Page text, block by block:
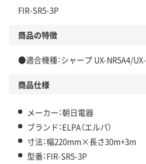
FIR-SR5-3P
商品の特徴
●適合機種：シャープ UX-NR5A4/
商品仕様
メーカー：朝日電器
ブランド：ELPA（エルパ）
寸法：幅220mm×長さ30m+3m
型番：FIR-SR5-3P